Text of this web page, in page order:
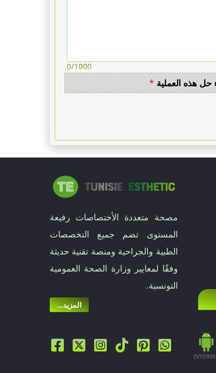
0/1000
* حل هذه العملية
مصحة متعددة الأختصاصات رفيعة
المستوى تضم جميع التخصصات
الطبية والجراحية ومنصة تقنية حديثة
وفقًا لمعايير وزارة الصحة العمومية
التونسية.
...المزيد